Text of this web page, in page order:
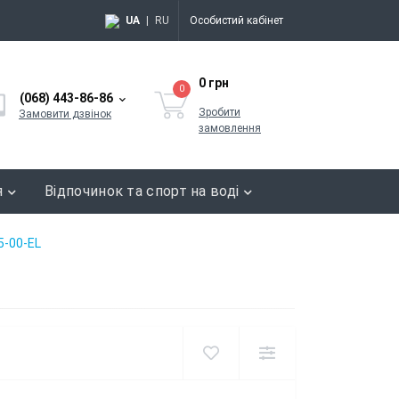
UA RU Особистий кабінет
(068) 443-86-86
Замовити дзвінок
0 0 грн
Зробити
замовлення
Відпочинок та спорт на воді
00-EL